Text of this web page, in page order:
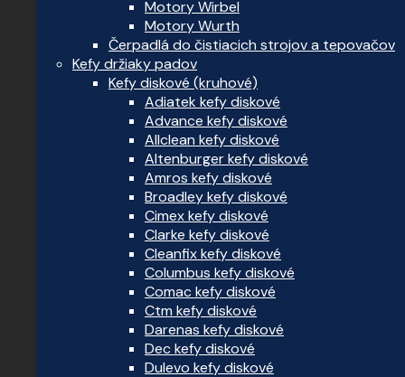
Motory Wirbel
Motory Wurth
Čerpadlá do čistiacich strojov a tepovačov
Kefy držiaky padov
Kefy diskové (kruhové)
Adiatek kefy diskové
Advance kefy diskové
Allclean kefy diskové
Altenburger kefy diskové
Amros kefy diskové
Broadley kefy diskové
Cimex kefy diskové
Clarke kefy diskové
Cleanfix kefy diskové
Columbus kefy diskové
Comac kefy diskové
Ctm kefy diskové
Darenas kefy diskové
Dec kefy diskové
Dulevo kefy diskové